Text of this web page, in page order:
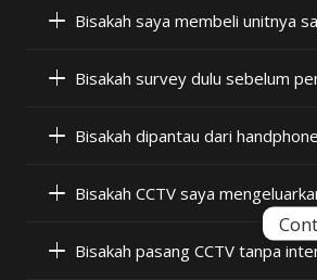
Bisakah saya membeli unitnya
Bisakah survey dulu sebelum
Bisakah dipantau dari
Bisakah CCTV saya
Bisakah pasang CCTV tanpa